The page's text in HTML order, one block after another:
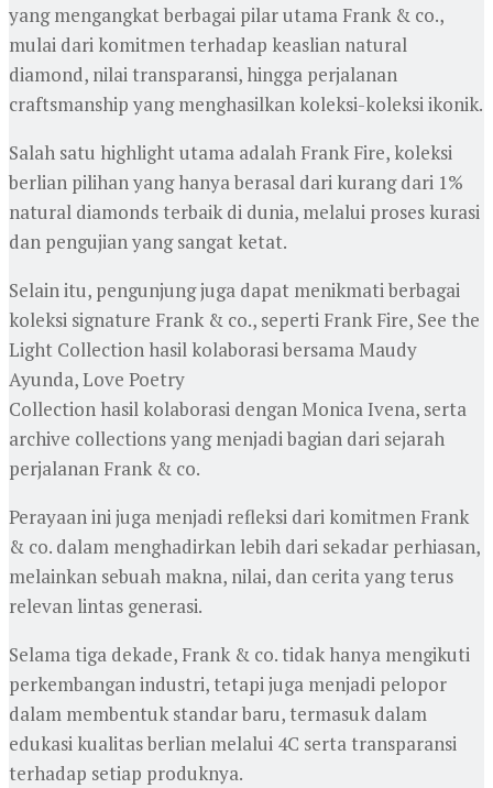
yang mengangkat berbagai pilar utama Frank & co.,
mulai dari komitmen terhadap keaslian natural
diamond, nilai transparansi, hingga perjalanan
craftsmanship yang menghasilkan koleksi-koleksi ikonik.
Salah satu highlight utama adalah Frank Fire, koleksi
berlian pilihan yang hanya berasal dari kurang dari 1%
natural diamonds terbaik di dunia, melalui proses kurasi
dan pengujian yang sangat ketat.
Selain itu, pengunjung juga dapat menikmati berbagai
koleksi signature Frank & co., seperti Frank Fire, See the
Light Collection hasil kolaborasi bersama Maudy
Ayunda, Love Poetry
Collection hasil kolaborasi dengan Monica Ivena, serta
archive collections yang menjadi bagian dari sejarah
perjalanan Frank & co.
Perayaan ini juga menjadi refleksi dari komitmen Frank
& co. dalam menghadirkan lebih dari sekadar perhiasan,
melainkan sebuah makna, nilai, dan cerita yang terus
relevan lintas generasi.
Selama tiga dekade, Frank & co. tidak hanya mengikuti
perkembangan industri, tetapi juga menjadi pelopor
dalam membentuk standar baru, termasuk dalam
edukasi kualitas berlian melalui 4C serta transparansi
terhadap setiap produknya.